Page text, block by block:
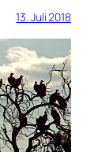
13. Juli 2018